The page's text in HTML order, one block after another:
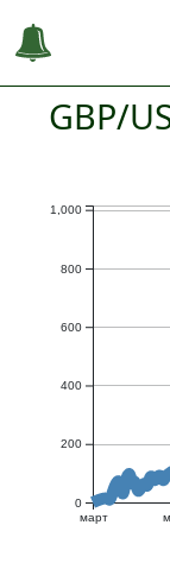
GBP/
март
0
200
400
600
800
1,000